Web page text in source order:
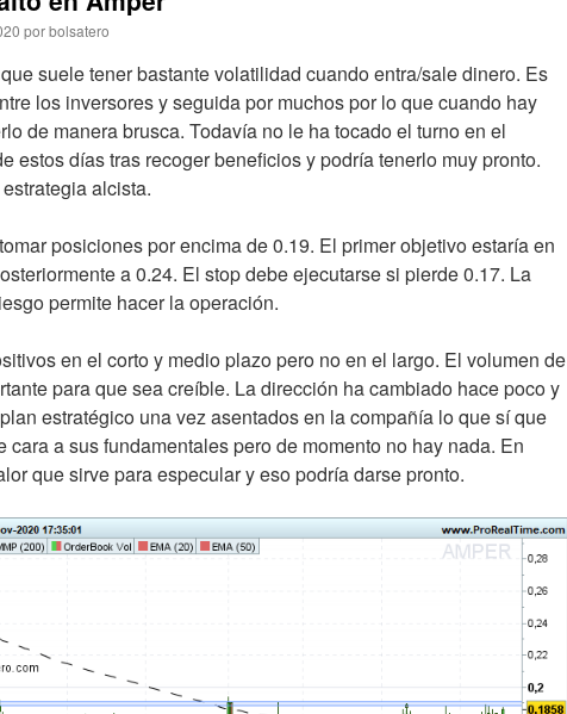
porbolsatero
suele tener bastante volatilidad cuando entra/sale dinero. Es
los inversores y seguida por muchos por lo que cuando hay
de manera brusca. Todavía no le ha tocado el turno en el
estos días tras recoger beneficios y podría tenerlo muy pronto.
alcista.
posiciones por encima de 0.19. El primer objetivo estaría en
a 0.24. El stop debe ejecutarse si pierde 0.17. La
permite hacer la operación.
en el corto y medio plazo pero no en el largo. El volumen de
para que sea creíble. La dirección ha cambiado hace poco y
estratégico una vez asentados en la compañía lo que sí que
cara a sus fundamentales pero de momento no hay nada. En
que sirve para especular y eso podría darse pronto.